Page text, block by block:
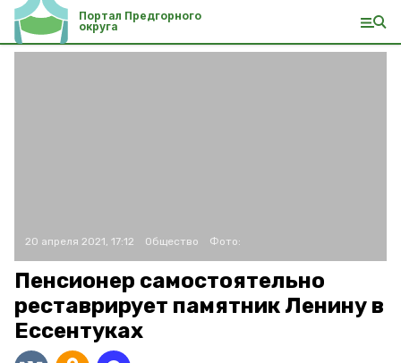
Портал Предгорного
округа
20 апреля 2021, 17:12 Общество Фото:
Пенсионер самостоятельно
реставрирует памятник Ленину в
Ессентуках